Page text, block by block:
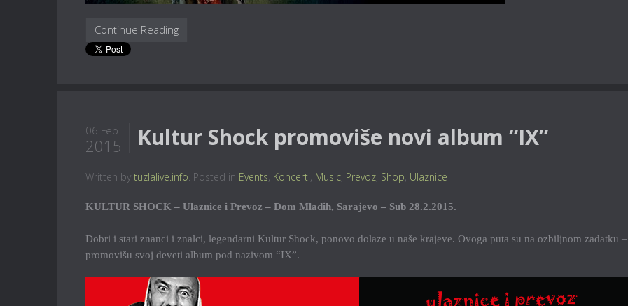
Continue Reading
06 Feb
2015 Kultur Shock promoviše novi album “IX”
Written by tuzlalive.info. Posted in Events, Koncerti, Music, Prevoz, Shop, Ulaznice
KULTUR SHOCK – Ulaznice i Prevoz – Dom Mladih, Sarajevo – Sub 28.2.2015.
Dobri i stari znanci i znalci, legendarni Kultur Shock, ponovo dolaze u naše krajeve. Ovoga puta su na ozbiljnom zadatku –
promovišu svoj deveti album pod nazivom “IX”.